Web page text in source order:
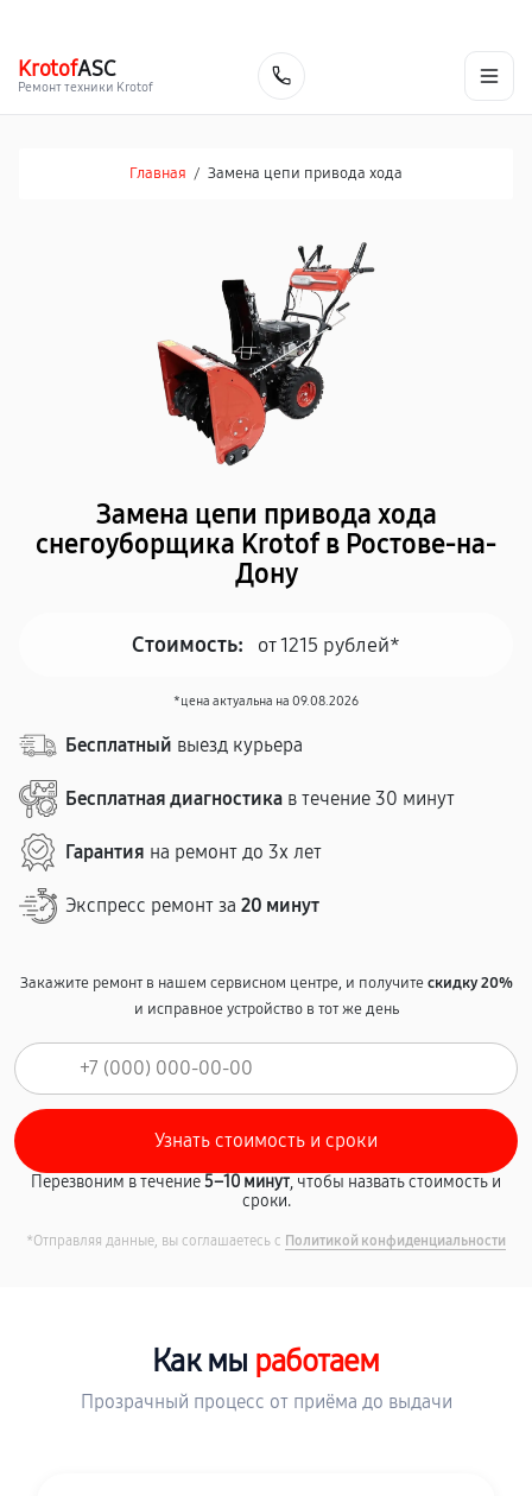
KrotofASC
Ремонт техники Krotof
Главная / Замена цепи привода хода
Замена цепи привода хода
снегоуборщика Krotof в Ростове-на-
Дону
Стоимость: от 1215 рублей*
*цена актуальна на 09.08.2026
Бесплатный выезд курьера
Бесплатная диагностика в течение 30 минут
Гарантия на ремонт до 3х лет
Экспресс ремонт за 20 минут
Закажите ремонт в нашем сервисном центре, и получитескидку 20%
и исправное устройство в тот же день
Перезвоним в течение5–10 минут, чтобы назвать стоимость и
сроки.
*Отправляя данные, вы соглашаетесь с Политикой конфиденциальности
Как мы работаем
Прозрачный процесс от приёма до выдачи